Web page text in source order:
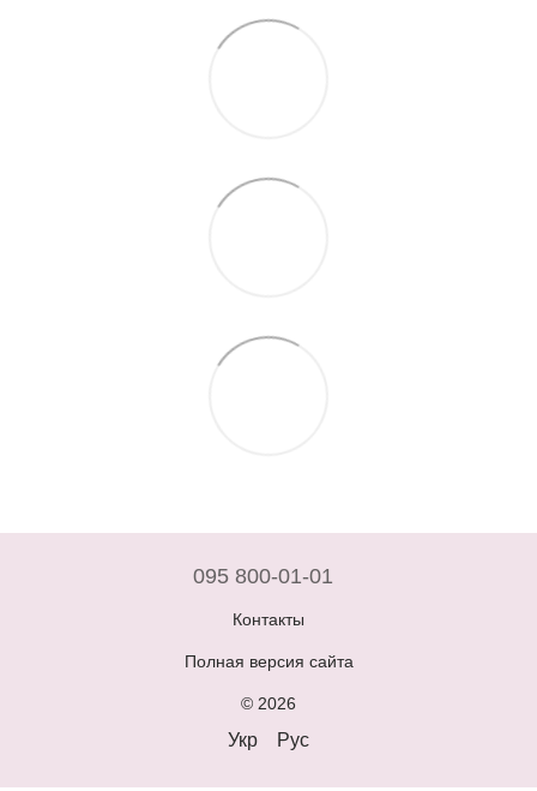
095 800-01-01
Контакты
Полная версия сайта
© 2026
Укр Рус